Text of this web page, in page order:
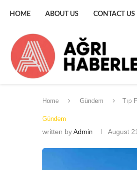
HOME ABOUT US CONTACT US
Home Gündem Tıp
Gündem
written byAdmin August